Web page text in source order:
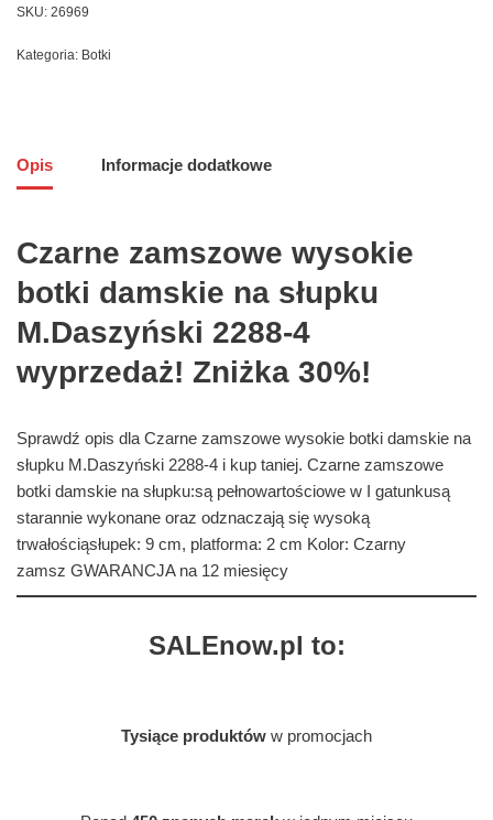
SKU: 26969
Kategoria: Botki
Opis Informacje dodatkowe
Czarne zamszowe wysokie
botki damskie na słupku
M.Daszyński 2288-4
wyprzedaż! Zniżka 30%!
Sprawdź opis dla Czarne zamszowe wysokie botki damskie na
słupku M.Daszyński 2288-4 i kup taniej. Czarne zamszowe
botki damskie na słupku:są pełnowartościowe w I gatunkusą
starannie wykonane oraz odznaczają się wysoką
trwałościąsłupek: 9 cm, platforma: 2 cm Kolor: Czarny
zamsz GWARANCJA na 12 miesięcy
SALEnow.pl to:
Tysiące produktów w promocjach